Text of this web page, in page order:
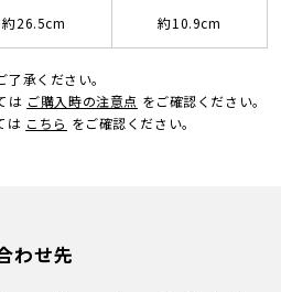
約26.5cm 約10.9cm
承ください。
は ご購入時の注意点 をご確認ください。
は こちら をご確認ください。
わせ先